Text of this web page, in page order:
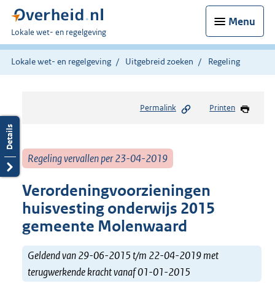
Menu
U
bent
hier:
Lokale wet- en regelgeving
Lokale wet- en regelgeving Uitgebreid zoeken Regeling
Permalink Printen
Regeling vervallen per 23-04-2019
Verordeningvoorzieningen
huisvesting onderwijs 2015
gemeente Molenwaard
Geldend van 29-06-2015 t/m 22-04-2019 met
terugwerkende kracht vanaf 01-01-2015